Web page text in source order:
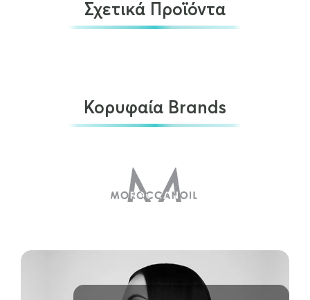
Σχετικά Προϊόντα
Olaplex No.7 Bonding Oil 60ml
Olaplex No 8 Bond Intense Moisture…
Κορυφαία Brands